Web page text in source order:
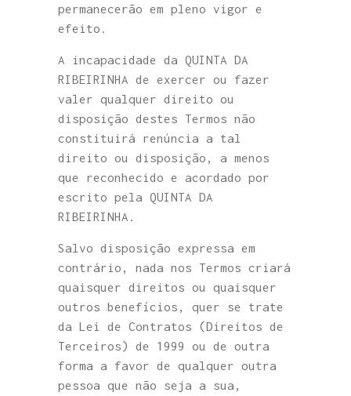
permanecerão em pleno vigor e
efeito.
A incapacidade da QUINTA DA
RIBEIRINHA de exercer ou fazer
valer qualquer direito ou
disposição destes Termos não
constituirá renúncia a tal
direito ou disposição, a menos
que reconhecido e acordado por
escrito pela QUINTA DA
RIBEIRINHA.
Salvo disposição expressa em
contrário, nada nos Termos criará
quaisquer direitos ou quaisquer
outros benefícios, quer se trate
da Lei de Contratos (Direitos de
Terceiros) de 1999 ou de outra
forma a favor de qualquer outra
pessoa que não seja a sua,